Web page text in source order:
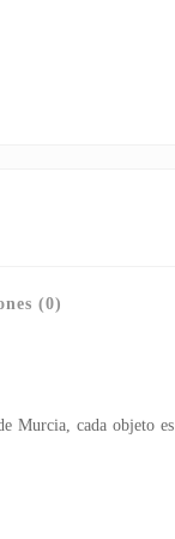
(0)
Murcia, cada objeto es